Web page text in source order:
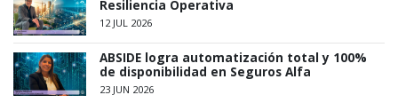
Resiliencia Operativa
12 JUL 2026
ABSIDE logra automatización total y 100%
de disponibilidad en Seguros Alfa
23 JUN 2026